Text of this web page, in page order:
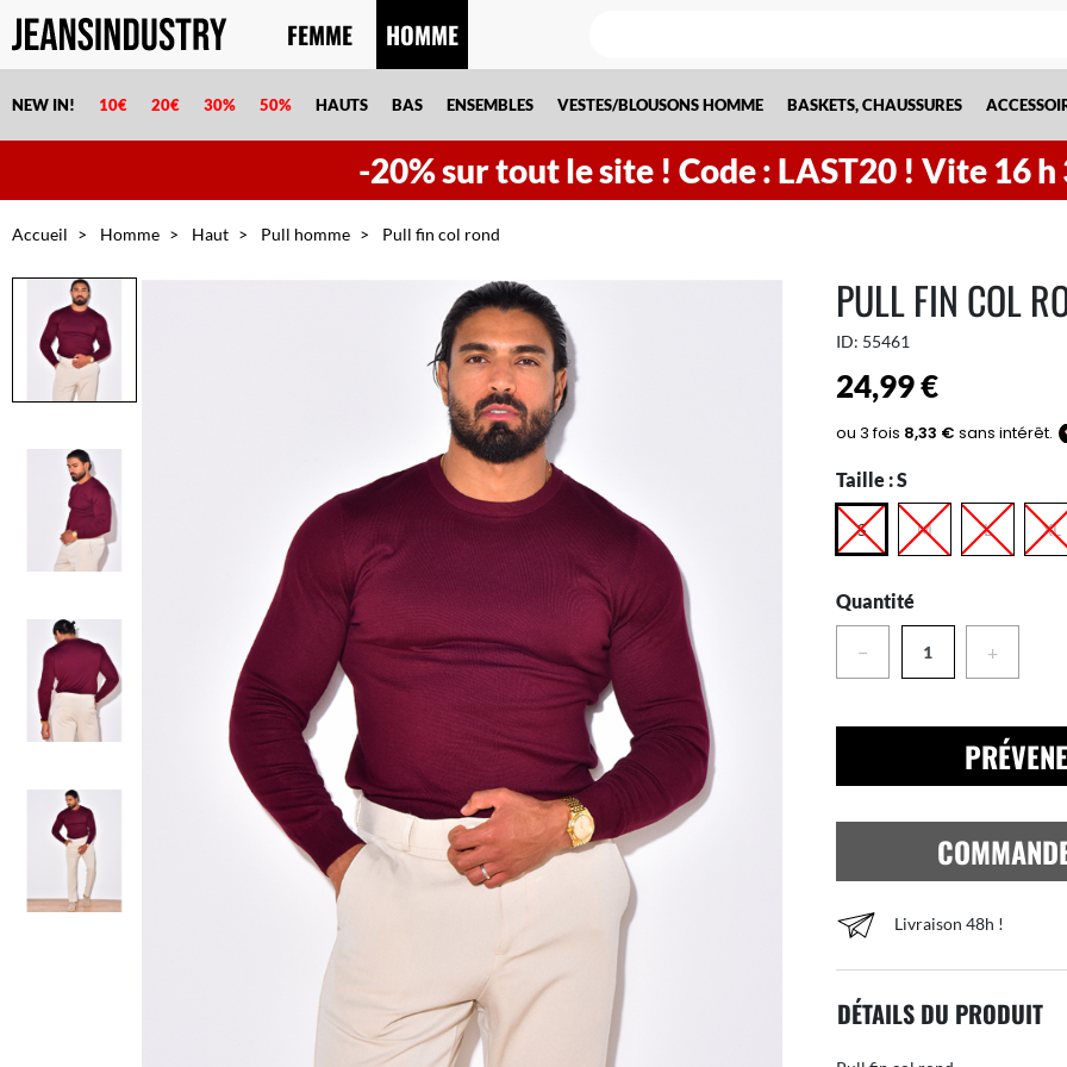
-20% sur tout le site ! Code : LAST20 ! Vite 16h
FEMME HOMME
NEW IN! 10€ 20€ 30% 50% HAUTS BAS ENSEMBLES VESTES/BLOUSONS HOMME BASKETS, CHAUSSURES
Accueil Homme Haut Pull homme Pull fin col rond
PULL FIN COL
ID: 55461
24,99 €
Taille :S
S M L XL
Quantité
− +
Livraison 48h !
DÉTAILS DU PRODUIT